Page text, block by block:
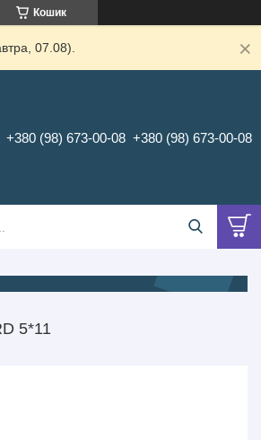
Кошик
07.08).
+380 (98) 673-00-08 +380 (98) 673-00-08
5*11